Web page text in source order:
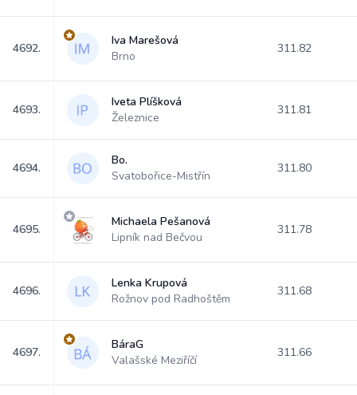
4692.
Iva Marešová
Brno
311.82
4693.
Iveta Plíšková
Železnice
311.81
4694.
Bo.
Svatobořice-Mistřín
311.80
4695.
Michaela Pešanová
Lipník nad Bečvou
311.78
4696.
Lenka Krupová
Rožnov pod Radhoštěm
311.68
4697.
BáraG
Valašské Meziříčí
311.66